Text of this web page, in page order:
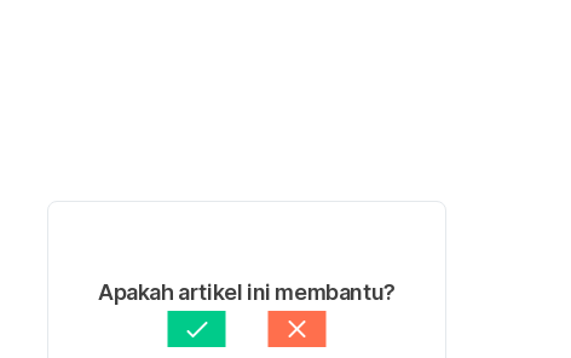
Apakah artikel ini membantu?